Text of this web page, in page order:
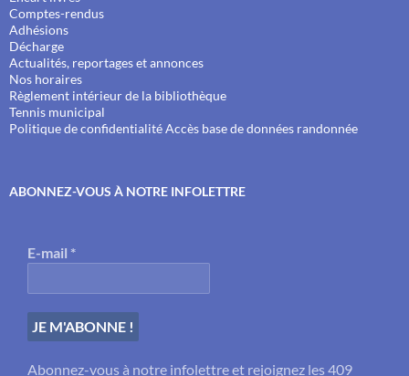
Comptes-rendus
Adhésions
Décharge
Actualités, reportages et annonces
Nos horaires
Règlement intérieur de la bibliothèque
Tennis municipal
Politique de confidentialitéAccès base de données randonnée
ABONNEZ-VOUS À NOTRE INFOLETTRE
E-mail *
Abonnez-vous à notre infolettre et rejoignez les 409